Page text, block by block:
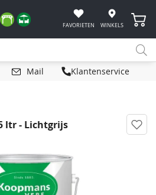
FAVORIETEN WINKELS
Mail Klantenservice
ltr - Lichtgrijs